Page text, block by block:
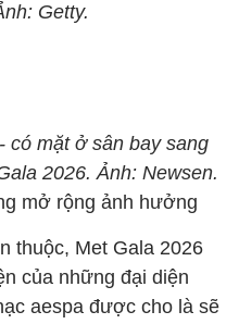
Getty.
có mặt ở sân bay sang
2026. Ảnh: Newsen.
mở rộng ảnh hưởng
thuộc, Met Gala 2026
của những đại diện
aespa được cho là sẽ